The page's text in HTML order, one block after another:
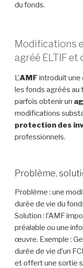
du fonds.
Modifications
agréé ELTIF
L’AMF introduit une
les fonds agréés
parfois obtenir un
modifications
protection des
professionnels.
Problème,
Problème : une
durée de vie du
Solution : l’AMF
préalable ou une
œuvre. Exemple :
durée de vie d’un
et offert une sortie